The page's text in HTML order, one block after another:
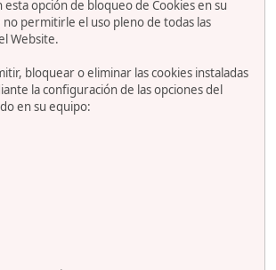
esta opción de bloqueo de Cookies en su
permitirle el uso pleno de todas las
Website.
bloquear o eliminar las cookies instaladas
la configuración de las opciones del
en su equipo: